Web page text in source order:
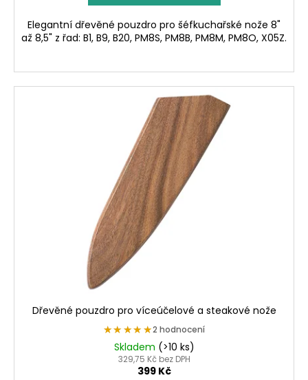
Elegantní dřevěné pouzdro pro šéfkuchařské nože 8"
až 8,5" z řad: B1, B9, B20, PM8S, PM8B, PM8M, PM8O, X05Z.
Dřevěné pouzdro pro víceúčelové a steakové nože
★★★★★
★★★★★2 hodnocení
Skladem (>10 ks)
329,75 Kč bez DPH
399 Kč